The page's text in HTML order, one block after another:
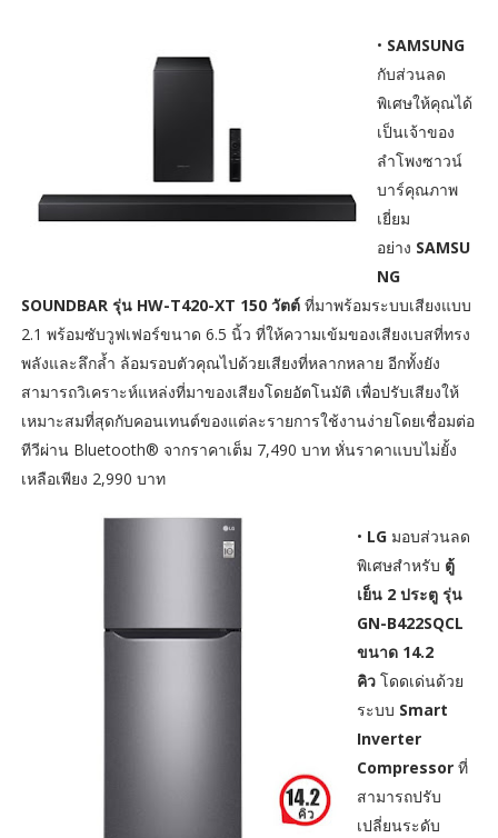
• SAMSUNG
กับส่วนลด
พิเศษให้คุณได้
เป็นเจ้าของ
ลำโพงซาวน์
บาร์คุณภาพ
เยี่ยม
อย่าง SAMSU
NG
SOUNDBAR รุ่น HW-T420-XT 150 วัตต์ที่มาพร้อมระบบเสียงแบบ
2.1 พร้อมซับวูฟเฟอร์ขนาด 6.5 นิ้ว ที่ให้ความเข้มของเสียงเบสที่ทรง
พลังและลึกล้ำ ล้อมรอบตัวคุณไปด้วยเสียงที่หลากหลาย อีกทั้งยัง
สามารถวิเคราะห์แหล่งที่มาของเสียงโดยอัตโนมัติ เพื่อปรับเสียงให้
เหมาะสมที่สุดกับคอนเทนต์ของแต่ละรายการใช้งานง่ายโดยเชื่อมต่อ
ทีวีผ่าน Bluetooth® จากราคาเต็ม 7,490 บาท หั่นราคาแบบไม่ยั้ง
เหลือเพียง 2,990 บาท
• LGมอบส่วนลด
พิเศษสำหรับ ตู้
เย็น 2 ประตู รุ่น
GN-B422SQCL
ขนาด 14.2
คิว โดดเด่นด้วย
ระบบ Smart
Inverter
Compressorที่
สามารถปรับ
เปลี่ยนระดับ